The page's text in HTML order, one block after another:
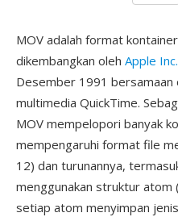
MOV adalah format
dikembangkan oleh Apple Inc.
Desember 1991
multimedia QuickTime.
MOV mempelopori banyak
mempengaruhi format file
12) dan turunannya,
menggunakan struktur atom
setiap atom menyimpan